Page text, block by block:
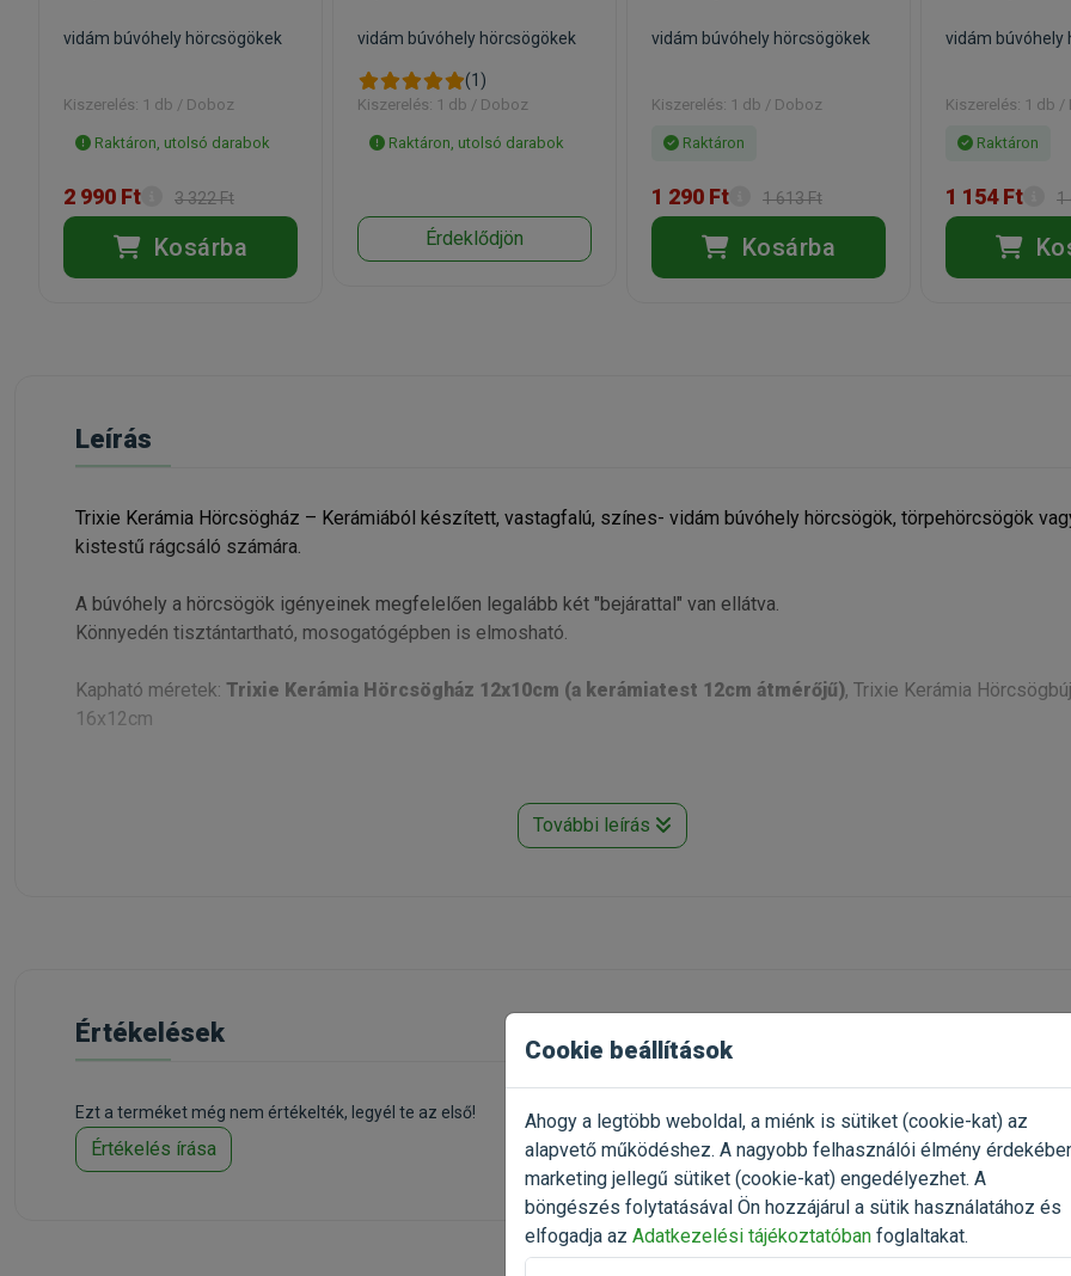
vidám búvóhely hörcsögökek
Kiszerelés: 1 db / Doboz
Raktáron, utolsó darabok
2 990 Ft 3 322 Ft
Kosárba
vidám búvóhely hörcsögökek
(1)
Kiszerelés: 1 db / Doboz
Raktáron, utolsó darabok
Érdeklődjön
vidám búvóhely hörcsögökek
Kiszerelés: 1 db / Doboz
Raktáron
1 290 Ft 1 613 Ft
Kosárba
vidám búvóhely
Kiszerelés: 1 db /
Raktáron
1 154 Ft 1
Leírás
Trixie Kerámia Hörcsögház – Kerámiából készített, vastagfalú, színes- vidám búvóhely hörcsögök, törpehörcsögök
kistestű rágcsáló számára.
A búvóhely a hörcsögök igényeinek megfelelően legalább két "bejárattal" van ellátva.
Könnyedén tisztántartható, mosogatógépben is elmosható.
Kapható méretek: Trixie Kerámia Hörcsögház 12x10cm (a kerámiatest 12cm átmérőjű), Trixie Kerámia
16x12cm
További leírás
Értékelések
Ezt a terméket még nem értékelték, legyél te az első!
Értékelés írása
Cookie beállítások
Ahogy a legtöbb weboldal, a miénk is sütiket (cookie-kat) az
alapvető működéshez. A nagyobb felhasználói élmény
marketing jellegű sütiket (cookie-kat) engedélyezhet. A
böngészés folytatásával Ön hozzájárul a sütik használatához és
elfogadja az Adatkezelési tájékoztatóban foglaltakat.